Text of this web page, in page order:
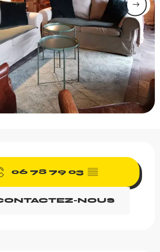
06 78 79 03 ▒▒
NOUS